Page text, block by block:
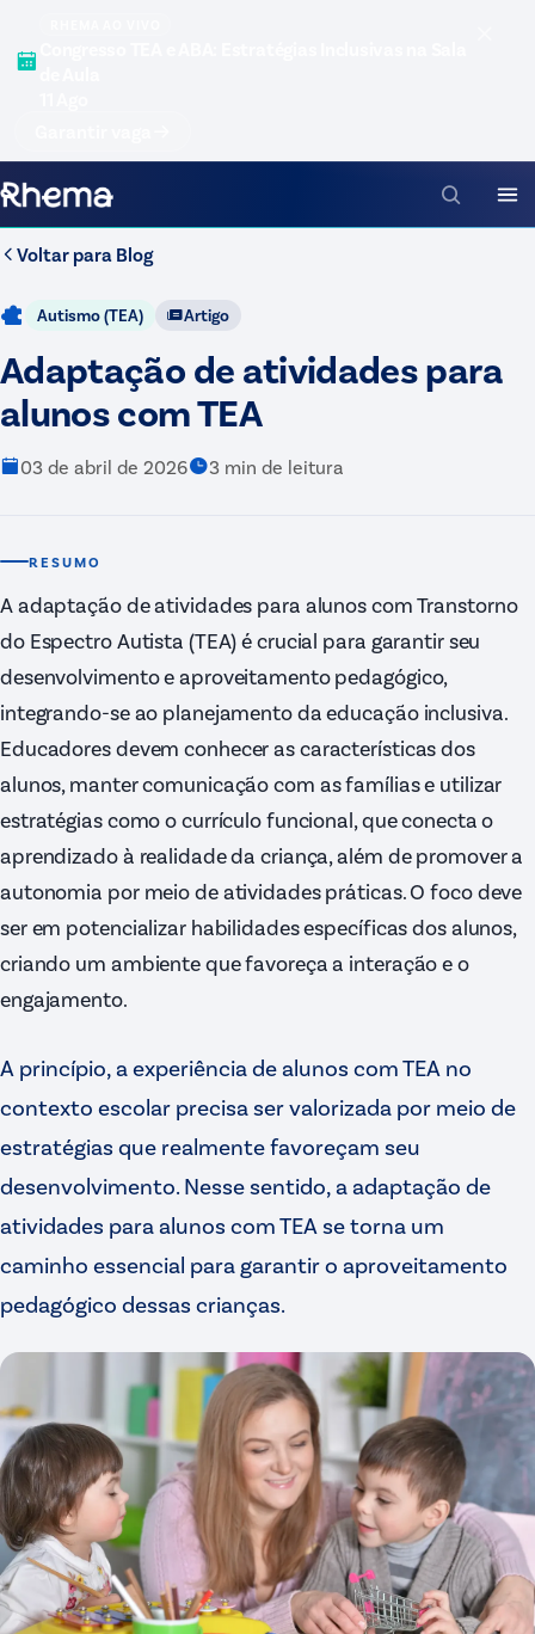
Voltar para Blog
Autismo (TEA) Artigo
Adaptação de atividades para
alunos com TEA
03 de abril de 2026 3 min de leitura
RESUMO
A adaptação de atividades para alunos com Transtorno
do Espectro Autista (TEA) é crucial para garantir seu
desenvolvimento e aproveitamento pedagógico,
integrando-se ao planejamento da educação inclusiva.
Educadores devem conhecer as características dos
alunos, manter comunicação com as famílias e utilizar
estratégias como o currículo funcional, que conecta o
aprendizado à realidade da criança, além de promover a
autonomia por meio de atividades práticas. O foco deve
ser em potencializar habilidades específicas dos alunos,
criando um ambiente que favoreça a interação e o
engajamento.
A princípio, a experiência de alunos com TEA no
contexto escolar precisa ser valorizada por meio de
estratégias que realmente favoreçam seu
desenvolvimento. Nesse sentido, a adaptação de
atividades para alunos com TEA se torna um
caminho essencial para garantir o aproveitamento
pedagógico dessas crianças.